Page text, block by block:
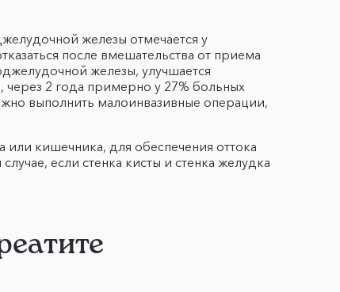
железы отмечается у
после вмешательства от приема
железы, улучшается
2 года примерно у 27% больных
выполнить малоинвазивные операции,
кишечника, для обеспечения оттока
если стенка кисты и стенка желудка